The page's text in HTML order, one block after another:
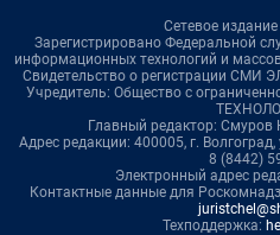
Сетевое
Зарегистрировано Федеральной
информационных технологий и
Свидетельство о регистрации СМИ
Учредитель: Общество с
Главный редактор: Смуров
Адрес редакции: 400005, г.
8 (8442)
Электронный адрес
Контактные данные для
Техподдержка: